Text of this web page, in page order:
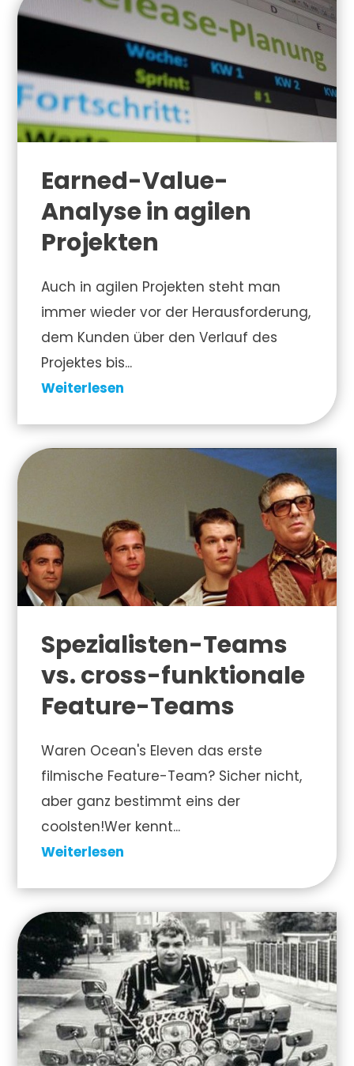
Earned-Value-
Analyse in agilen
Projekten
Auch in agilen Projekten steht man
immer wieder vor der Herausforderung,
dem Kunden über den Verlauf des
Projektes bis...
Weiterlesen
Spezialisten-Teams
vs. cross-funktionale
Feature-Teams
Waren Ocean's Eleven das erste
filmische Feature-Team? Sicher nicht,
aber ganz bestimmt eins der
coolsten!Wer kennt...
Weiterlesen